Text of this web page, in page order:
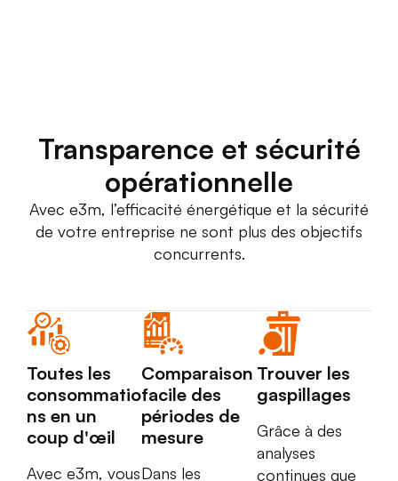
Transparence et sécurité
opérationnelle
Avec e3m, l’efficacité énergétique et la sécurité
de votre entreprise ne sont plus des objectifs
concurrents.
Toutes les
consommatio
ns en un
coup d'œil
Avec e3m, vous
Comparaison
facile des
périodes de
mesure
Dans les
Trouver les
gaspillages
Grâce à des
analyses
continues que